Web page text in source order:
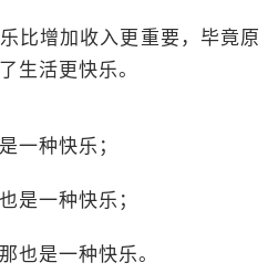
比增加收入更重要，毕竟原
生活更快乐。
一种快乐；
是一种快乐；
也是一种快乐。